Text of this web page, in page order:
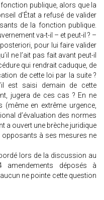
publique, alors que la
d’État a refusé de valider
de la fonction publique.
va-t-il – et peut-il ? –
pour lui faire valider
ne l’ait pas fait avant peut-il
qui rendrait caduque, de
de cette loi par la suite ?
est saisi demain de cette
jugera de ces cas ? En ne
en extrême urgence,
d’évaluation des normes
a ouvert une brèche juridique
opposants à ses mesures ne
lors de la discussion au
amendements déposés à
ne pointe cette question